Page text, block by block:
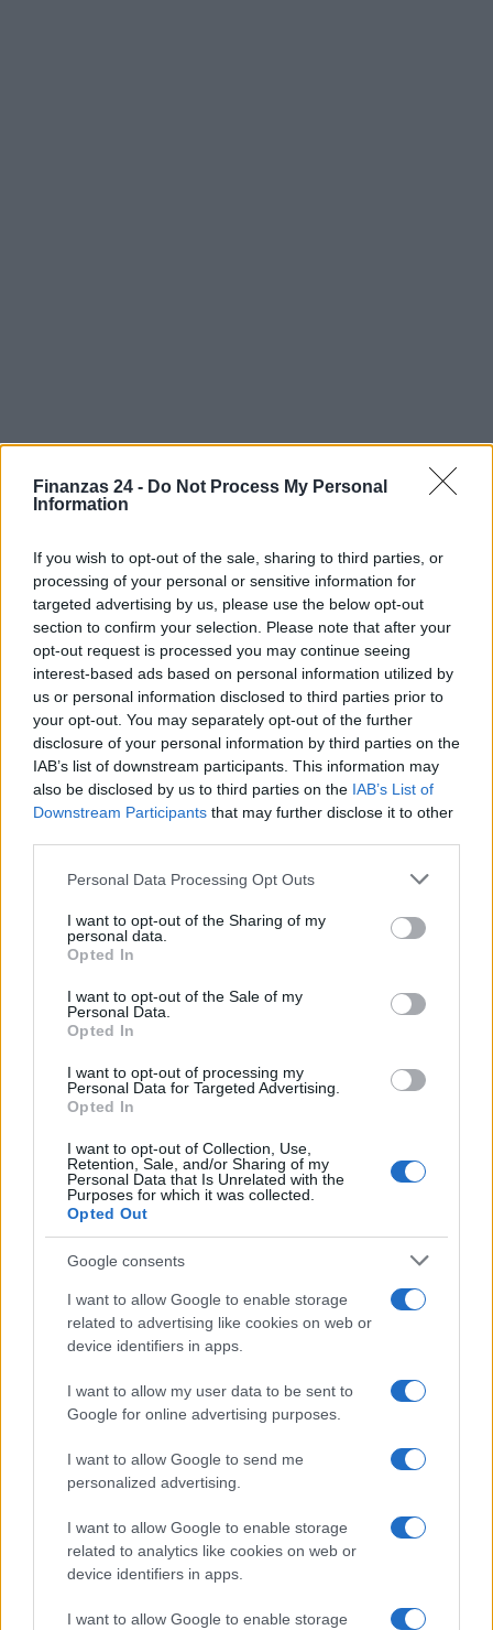
Finanzas 24 - Do Not Process My Personal
Information
If you wish to opt-out of the sale, sharing to third parties, or
processing of your personal or sensitive information for
targeted advertising by us, please use the below opt-out
section to confirm your selection. Please note that after your
opt-out request is processed you may continue seeing
interest-based ads based on personal information utilized by
us or personal information disclosed to third parties prior to
your opt-out. You may separately opt-out of the further
disclosure of your personal information by third parties on the
IAB’s list of downstream participants. This information may
also be disclosed by us to third parties on the IAB’s List of
Downstream Participants that may further disclose it to other
Please note that this website/app uses one or more Google
not limited to your visit or usage behaviour. You may click to
grant or deny consent to Google and its third-party tags to
use your data for below specified purposes in below Google
consent section.
Personal Data Processing Opt Outs
I want to opt-out of the Sharing of my
personal data.
Opted In
I want to opt-out of the Sale of my
Personal Data.
Opted In
I want to opt-out of processing my
Personal Data for Targeted Advertising.
Opted In
I want to opt-out of Collection, Use,
Retention, Sale, and/or Sharing of my
Personal Data that Is Unrelated with the
Purposes for which it was collected.
Opted Out
Google consents
I want to allow Google to enable storage
related to advertising like cookies on web or
device identifiers in apps.
I want to allow my user data to be sent to
Google for online advertising purposes.
I want to allow Google to send me
personalized advertising.
I want to allow Google to enable storage
related to analytics like cookies on web or
device identifiers in apps.
I want to allow Google to enable storage
Sigue leyendo
NEWS
CRIPTOMONEDAS
Cadena perpetua para ex oficial de LAPD por robo cripto a
adolescente
Diego Martín · 6 Ago 2026
CRIPTOMONEDAS